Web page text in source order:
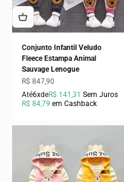
Conjunto Infantil Veludo
Fleece Estampa Animal
Sauvage Lenogue
Preço promocional
R$ 847,90
Até6xdeR$ 141,31 Sem Juros
R$ 84,79 em Cashback